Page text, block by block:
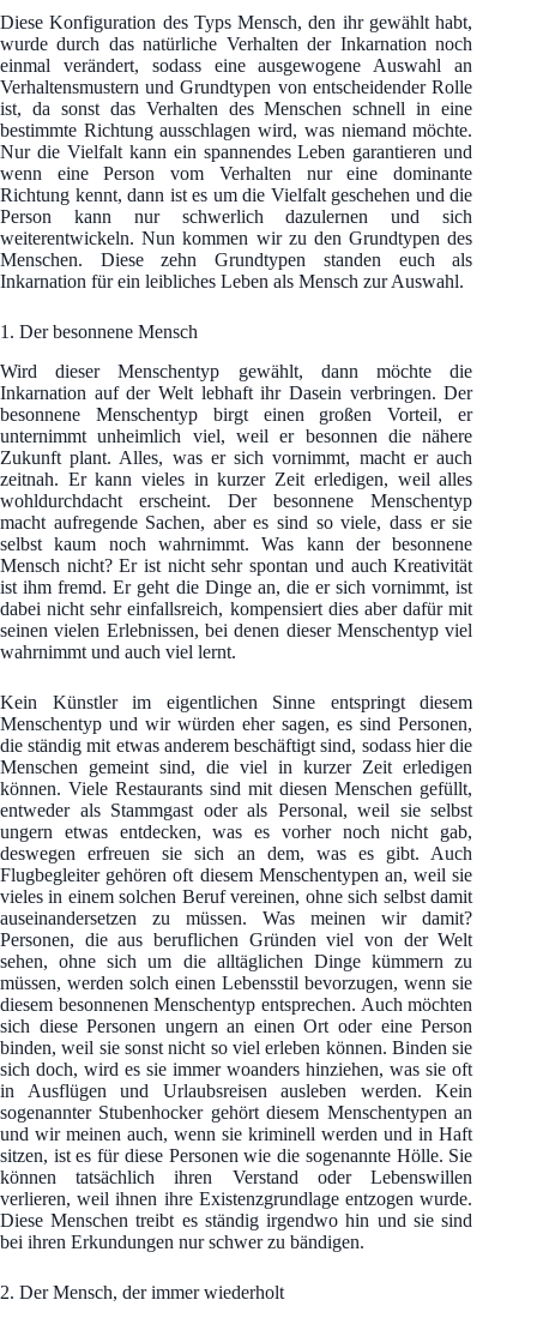
Diese Konfiguration des Typs Mensch, den ihr gewählt habt,
wurde durch das natürliche Verhalten der Inkarnation noch
einmal verändert, sodass eine ausgewogene Auswahl an
Verhaltensmustern und Grundtypen von entscheidender Rolle
ist, da sonst das Verhalten des Menschen schnell in eine
bestimmte Richtung ausschlagen wird, was niemand möchte.
Nur die Vielfalt kann ein spannendes Leben garantieren und
wenn eine Person vom Verhalten nur eine dominante
Richtung kennt, dann ist es um die Vielfalt geschehen und die
Person kann nur schwerlich dazulernen und sich
weiterentwickeln. Nun kommen wir zu den Grundtypen des
Menschen. Diese zehn Grundtypen standen euch als
Inkarnation für ein leibliches Leben als Mensch zur Auswahl.
1. Der besonnene Mensch
Wird dieser Menschentyp gewählt, dann möchte die
Inkarnation auf der Welt lebhaft ihr Dasein verbringen. Der
besonnene Menschentyp birgt einen großen Vorteil, er
unternimmt unheimlich viel, weil er besonnen die nähere
Zukunft plant. Alles, was er sich vornimmt, macht er auch
zeitnah. Er kann vieles in kurzer Zeit erledigen, weil alles
wohldurchdacht erscheint. Der besonnene Menschentyp
macht aufregende Sachen, aber es sind so viele, dass er sie
selbst kaum noch wahrnimmt. Was kann der besonnene
Mensch nicht? Er ist nicht sehr spontan und auch Kreativität
ist ihm fremd. Er geht die Dinge an, die er sich vornimmt, ist
dabei nicht sehr einfallsreich, kompensiert dies aber dafür mit
seinen vielen Erlebnissen, bei denen dieser Menschentyp viel
wahrnimmt und auch viel lernt.
Kein Künstler im eigentlichen Sinne entspringt diesem
Menschentyp und wir würden eher sagen, es sind Personen,
die ständig mit etwas anderem beschäftigt sind, sodass hier die
Menschen gemeint sind, die viel in kurzer Zeit erledigen
können. Viele Restaurants sind mit diesen Menschen gefüllt,
entweder als Stammgast oder als Personal, weil sie selbst
ungern etwas entdecken, was es vorher noch nicht gab,
deswegen erfreuen sie sich an dem, was es gibt. Auch
Flugbegleiter gehören oft diesem Menschentypen an, weil sie
vieles in einem solchen Beruf vereinen, ohne sich selbst damit
auseinandersetzen zu müssen. Was meinen wir damit?
Personen, die aus beruflichen Gründen viel von der Welt
sehen, ohne sich um die alltäglichen Dinge kümmern zu
müssen, werden solch einen Lebensstil bevorzugen, wenn sie
diesem besonnenen Menschentyp entsprechen. Auch möchten
sich diese Personen ungern an einen Ort oder eine Person
binden, weil sie sonst nicht so viel erleben können. Binden sie
sich doch, wird es sie immer woanders hinziehen, was sie oft
in Ausflügen und Urlaubsreisen ausleben werden. Kein
sogenannter Stubenhocker gehört diesem Menschentypen an
und wir meinen auch, wenn sie kriminell werden und in Haft
sitzen, ist es für diese Personen wie die sogenannte Hölle. Sie
können tatsächlich ihren Verstand oder Lebenswillen
verlieren, weil ihnen ihre Existenzgrundlage entzogen wurde.
Diese Menschen treibt es ständig irgendwo hin und sie sind
bei ihren Erkundungen nur schwer zu bändigen.
2. Der Mensch, der immer wiederholt